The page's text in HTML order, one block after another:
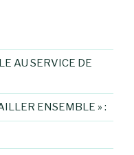
AU SERVICE DE
ENSEMBLE » :